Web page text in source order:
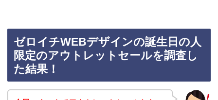
ゼロイチWEBデザインの誕生日の人
限定のアウトレットセールを調査し
た結果！